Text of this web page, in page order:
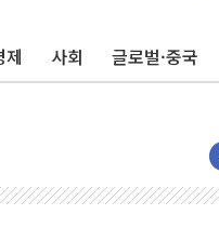
제 사회 글로벌·중국